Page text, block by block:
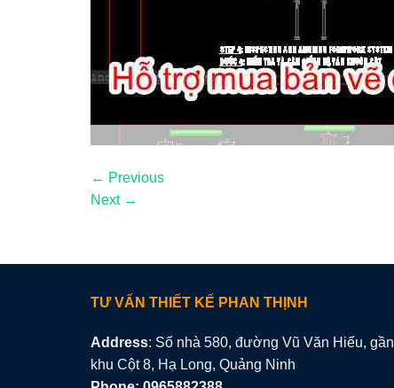
← Previous
Next →
TƯ VẤN THIẾT KẾ PHAN THỊNH
Address: Số nhà 580, đường Vũ Văn Hiếu, gần
khu Cột 8, Hạ Long, Quảng Ninh